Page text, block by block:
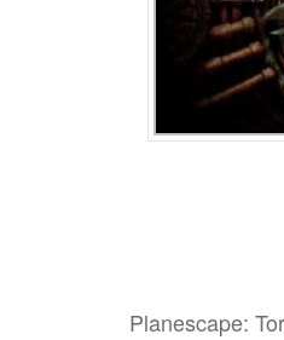
Planescape: